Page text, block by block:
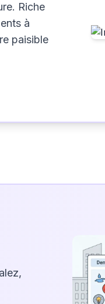
Riche
à
paisible